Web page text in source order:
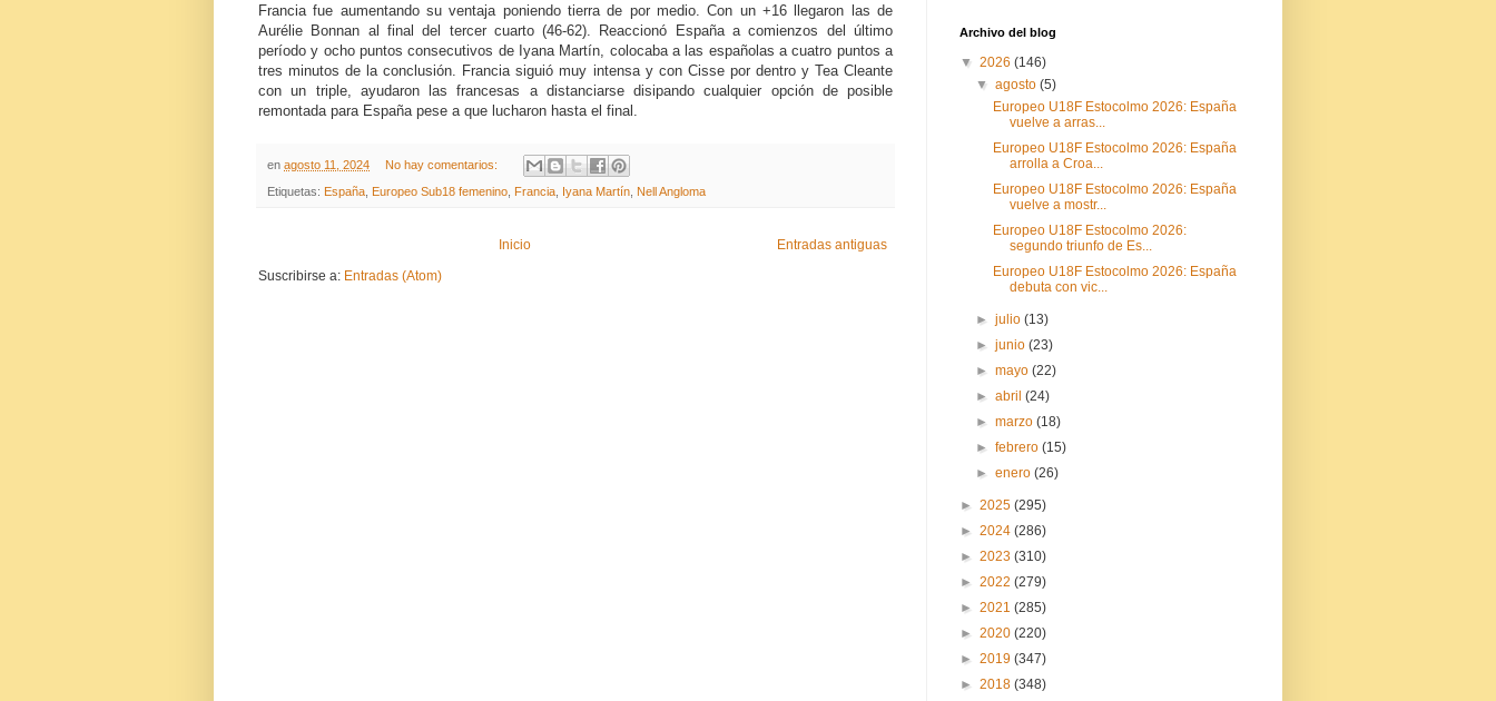
Francia fue aumentando su ventaja poniendo tierra de por medio. Con un +16 llegaron las de
Aurélie Bonnan al final del tercer cuarto (46-62). Reaccionó España a comienzos del último
período y ocho puntos consecutivos de Iyana Martín, colocaba a las españolas a cuatro puntos a
tres minutos de la conclusión. Francia siguió muy intensa y con Cisse por dentro y Tea Cleante
con un triple, ayudaron las francesas a distanciarse disipando cualquier opción de posible
remontada para España pese a que lucharon hasta el final.
en agosto 11, 2024 No hay comentarios:
Etiquetas: España Europeo Sub18 femenino Francia Iyana Martín Nell Angloma
Entradas antiguas
Inicio
Suscribirse a: Entradas (Atom)
Archivo del blog
▼ 2026 (146)
▼agosto(5)
Europeo U18F Estocolmo 2026: España
vuelve a arras...
Europeo U18F Estocolmo 2026: España
arrolla a Croa...
Europeo U18F Estocolmo 2026: España
vuelve a mostr...
Europeo U18F Estocolmo 2026:
segundo triunfo de Es...
Europeo U18F Estocolmo 2026: España
debuta con vic...
►julio(13)
►junio(23)
►mayo(22)
►abril(24)
►marzo(18)
►febrero(15)
►enero(26)
► 2025 (295)
► 2024 (286)
► 2023 (310)
► 2022 (279)
► 2021 (285)
► 2020 (220)
► 2019 (347)
► 2018 (348)